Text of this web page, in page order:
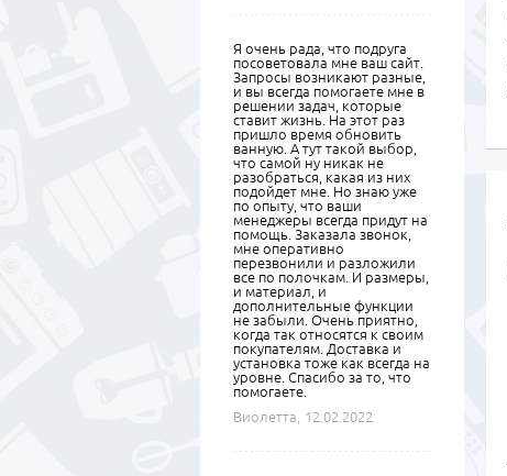
Я очень рада, что подруга
посоветовала мне ваш сайт.
Запросы возникают разные,
и вы всегда помогаете мне в
решении задач, которые
ставит жизнь. На этот раз
пришло время обновить
ванную. А тут такой выбор,
что самой ну никак не
разобраться, какая из них
подойдет мне. Но знаю уже
по опыту, что ваши
менеджеры всегда придут на
помощь. Заказала звонок,
мне оперативно
перезвонили и разложили
все по полочкам. И размеры,
и материал, и
дополнительные функции
не забыли. Очень приятно,
когда так относятся к своим
покупателям. Доставка и
установка тоже как всегда на
уровне. Спасибо за то, что
помогаете.
Виолетта,
12.02.2022